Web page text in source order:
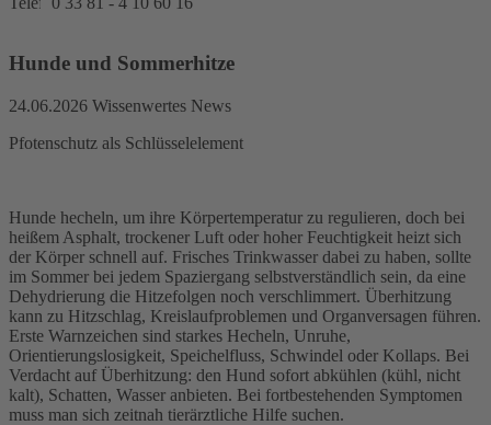
Hunde und Sommerhitze
24.06.2026 Wissenwertes News
Pfotenschutz als Schlüsselelement
Hunde hecheln, um ihre Körpertemperatur zu regulieren, doch bei
heißem Asphalt, trockener Luft oder hoher Feuchtigkeit heizt sich
der Körper schnell auf. Frisches Trinkwasser dabei zu haben, sollte
im Sommer bei jedem Spaziergang selbstverständlich sein, da eine
Dehydrierung die Hitzefolgen noch verschlimmert. Überhitzung
kann zu Hitzschlag, Kreislaufproblemen und Organversagen führen.
Erste Warnzeichen sind starkes Hecheln, Unruhe,
Orientierungslosigkeit, Speichelfluss, Schwindel oder Kollaps. Bei
Verdacht auf Überhitzung: den Hund sofort abkühlen (kühl, nicht
kalt), Schatten, Wasser anbieten. Bei fortbestehenden Symptomen
muss man sich zeitnah tierärztliche Hilfe suchen.